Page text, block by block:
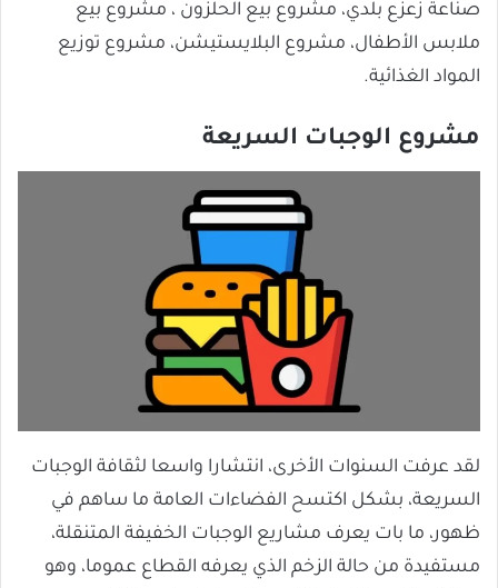
صناعة زعزع بلدي، مشروع بيع الحلزون ، مشروع بيع
ملابس الأطفال، مشروع البلايستيشن، مشروع توزيع
المواد الغذائية.
مشروع الوجبات السريعة
لقد عرفت السنوات الأخرى، انتشارا واسعا لثقافة الوجبات
السريعة، بشكل اكتسح الفضاءات العامة ما ساهم في
ظهور، ما بات يعرف مشاريع الوجبات الخفيفة المتنقلة،
مستفيدة من حالة الزخم الذي يعرفه القطاع عموما، وهو